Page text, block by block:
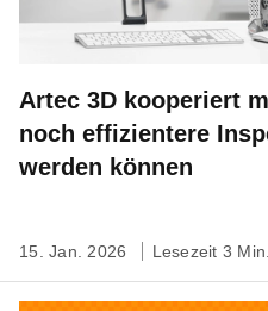
Artec 3D kooperiert
noch effizientere
werden können
15. Jan. 2026 Lesezeit 3 Min.